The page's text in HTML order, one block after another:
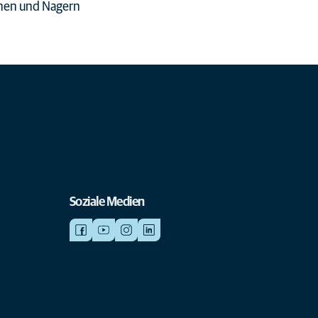
und Nagern
Soziale Medien